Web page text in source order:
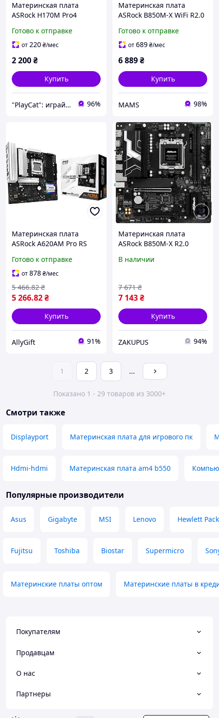
Материнская плата
ASRock H170M Pro4
Готово к отправке
от220₴/мес
2 200₴
Купить
"PlayCat": играй на максимум! 96%
Материнская плата
ASRock B850M-X WiFi R2.0
Готово к отправке
от689₴/мес
6 889₴
Купить
MAMS 98%
Материнская плата
ASRock A620AM Pro RS
4×DDR5, 3×M.2, 2.5G LAN
Готово к отправке
от878₴/мес
5 266.82₴
5 466.82 ₴
Купить
AllyGift 91%
Материнская плата
ASRock B850M-X R2.0
2xDDR5 2xM.2 4xSATA DP
В наличии
7 143₴
7 671 ₴
Купить
ZAKUPUS 94%
1 2 3 ...
Показано 1 - 29 товаров из 3000+
Смотри также
Displayport Материнская плата для игрового пк
Hdmi-hdmi Материнская плата am4 b550
Популярные производители
Asus Gigabyte MSI Lenovo Hewlett
Fujitsu Toshiba Biostar Supermicro
Материнские платы оптом Материнские платы в
Покупателям
Продавцам
О нас
Партнеры